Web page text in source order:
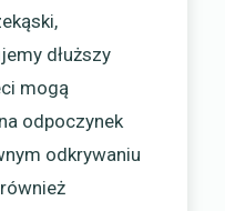
dłuższy
mogą
odpoczynek
odkrywaniu